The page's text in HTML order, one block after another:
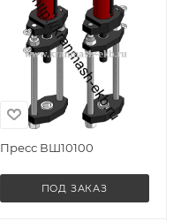
Пресс ВШ10100
ПОД ЗАКАЗ